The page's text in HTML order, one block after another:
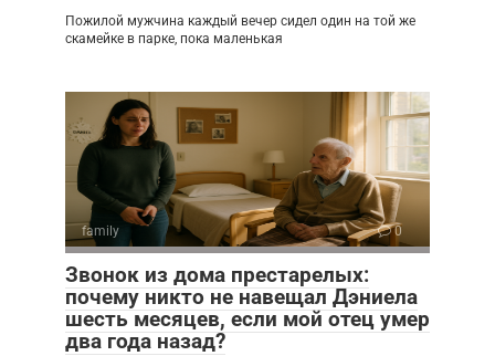
Пожилой мужчина каждый вечер сидел один на той же
скамейке в парке, пока маленькая
family 0
Звонок из дома престарелых:
почему никто не навещал Дэниела
шесть месяцев, если мой отец умер
два года назад?